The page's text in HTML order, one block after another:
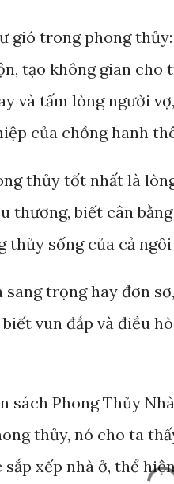
gió trong phong
tạo không gian
và tấm lòng người
của chồng hanh
thủy tốt nhất là
thương, biết cân
thủy sống của cả ngôi
sang trọng hay đơn
vun đắp và điều
sách Phong Thủy
thủy, nó cho ta
sắp xếp nhà ở, thể